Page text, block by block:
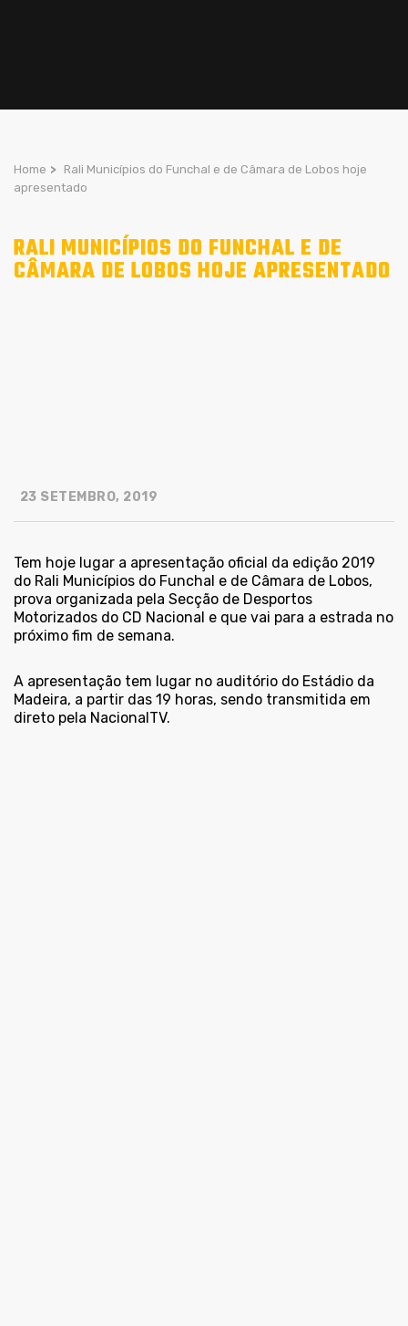
Home > Rali Municípios do Funchal e de Câmara de Lobos hoje
apresentado
RALI MUNICÍPIOS DO FUNCHAL E DE
CÂMARA DE LOBOS HOJE APRESENTADO
23 SETEMBRO, 2019
Tem hoje lugar a apresentação oficial da edição 2019
do Rali Municípios do Funchal e de Câmara de Lobos,
prova organizada pela Secção de Desportos
Motorizados do CD Nacional e que vai para a estrada no
próximo fim de semana.
A apresentação tem lugar no auditório do Estádio da
Madeira, a partir das 19 horas, sendo transmitida em
direto pela NacionalTV.